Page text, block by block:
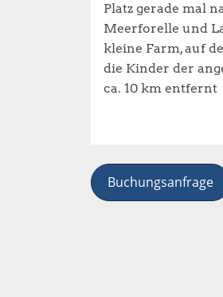
Platz gerade mal
Meerforelle und
kleine Farm, auf
die Kinder der
ca. 10 km entfernt
Buchungsanfrage